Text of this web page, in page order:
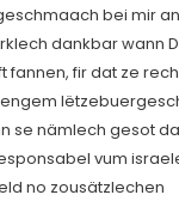
bei mir
dankbar wann
fannen, fir dat ze
se nämlech gesot
vum
no zousätzlechen